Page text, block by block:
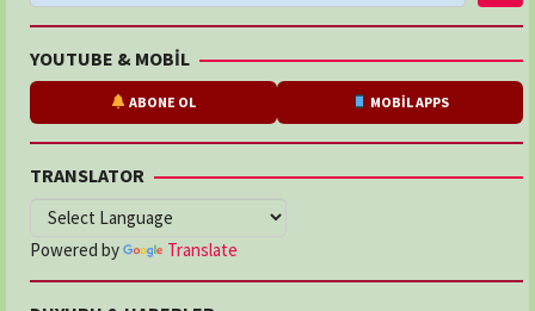
YOUTUBE & MOBİL
ABONE OL MOBİL APPS
TRANSLATOR
Powered by Translate